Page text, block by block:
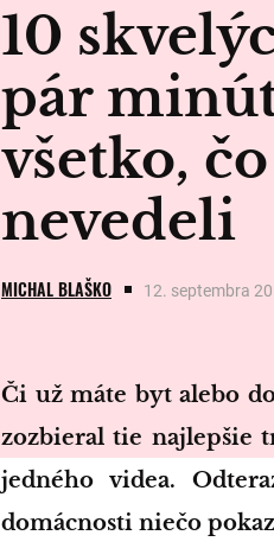
10
pár
všetko,
nevedeli
MICHAL BLAŠKO 12. septembra
Či už máte byt alebo dom, stále existuje niečo, čo sa pokazí. Tento muž
zozbieral tie najlepšie
jedného videa.
domácnosti niečo